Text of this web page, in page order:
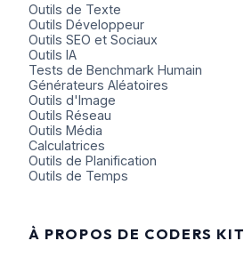
Outils de Texte
Outils Développeur
Outils SEO et Sociaux
Outils IA
Tests de Benchmark Humain
Générateurs Aléatoires
Outils d'Image
Outils Réseau
Outils Média
Calculatrices
Outils de Planification
Outils de Temps
À PROPOS DE CODERS KIT